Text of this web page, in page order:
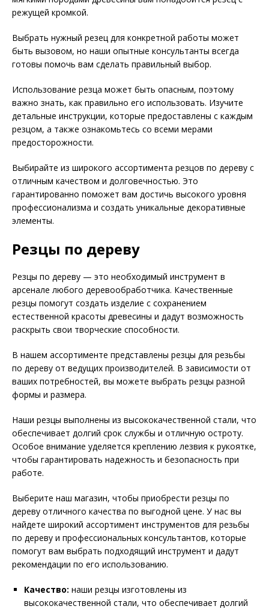
режущей кромкой.
Выбрать нужный резец для конкретной работы может
быть вызовом, но наши опытные консультанты всегда
готовы помочь вам сделать правильный выбор.
Использование резца может быть опасным, поэтому
важно знать, как правильно его использовать. Изучите
детальные инструкции, которые предоставлены с каждым
резцом, а также ознакомьтесь со всеми мерами
предосторожности.
Выбирайте из широкого ассортимента резцов по дереву с
отличным качеством и долговечностью. Это
гарантированно поможет вам достичь высокого уровня
профессионализма и создать уникальные декоративные
элементы.
Резцы по дереву
Резцы по дереву — это необходимый инструмент в
арсенале любого деревообработчика. Качественные
резцы помогут создать изделие с сохранением
естественной красоты древесины и дадут возможность
раскрыть свои творческие способности.
В нашем ассортименте представлены резцы для резьбы
по дереву от ведущих производителей. В зависимости от
ваших потребностей, вы можете выбрать резцы разной
формы и размера.
Наши резцы выполнены из высококачественной стали, что
обеспечивает долгий срок службы и отличную остроту.
Особое внимание уделяется креплению лезвия к рукоятке,
чтобы гарантировать надежность и безопасность при
работе.
Выберите наш магазин, чтобы приобрести резцы по
дереву отличного качества по выгодной цене. У нас вы
найдете широкий ассортимент инструментов для резьбы
по дереву и профессиональных консультантов, которые
помогут вам выбрать подходящий инструмент и дадут
рекомендации по его использованию.
Качество: наши резцы изготовлены из
высококачественной стали, что обеспечивает долгий